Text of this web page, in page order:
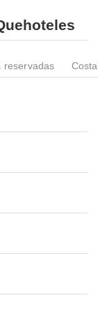
reservadas